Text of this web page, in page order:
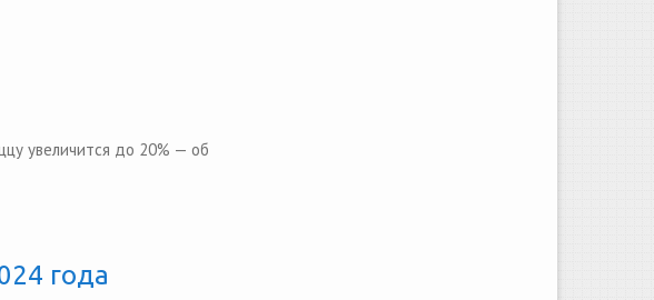
увеличится до 20% — об
года